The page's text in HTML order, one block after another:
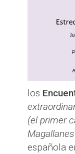
los
(el primer
española